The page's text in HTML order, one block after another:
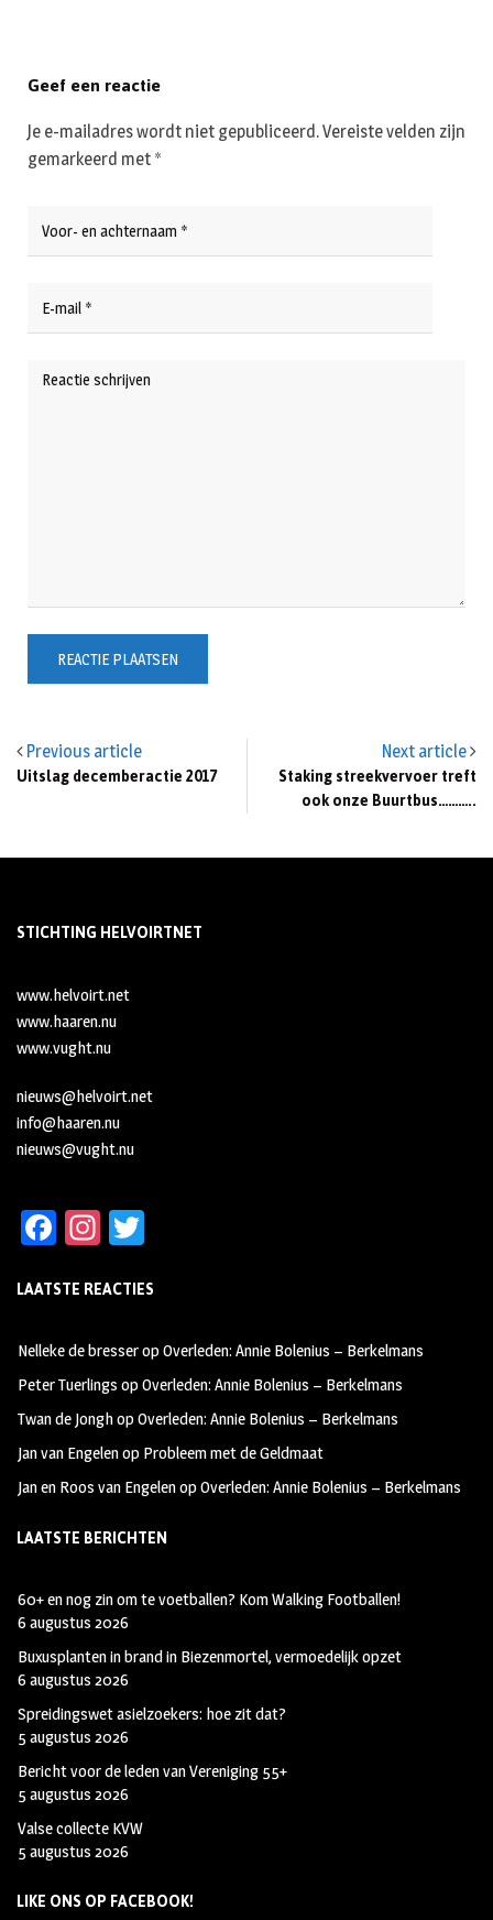
Previous article
Uitslag decemberactie 2017
Next article
Staking streekvervoer treft
ook onze Buurtbus………..
Geef een reactie
Je e-mailadres wordt niet gepubliceerd.Vereiste velden zijn
gemarkeerd met *
STICHTING HELVOIRTNET
www.helvoirt.net
www.haaren.nu
www.vught.nu
nieuws@helvoirt.net
info@haaren.nu
nieuws@vught.nu
Fa
b
oo
k
In
ag
m
tt
LAATSTE REACTIES
Nelleke de bresseropOverleden: Annie Bolenius – Berkelmans
Peter Tuerlings opOverleden: Annie Bolenius – Berkelmans
Twan de JonghopOverleden: Annie Bolenius – Berkelmans
Jan van Engelenop Probleem met de Geldmaat
Jan en Roos van EngelenopOverleden: Annie Bolenius – Berkelmans
LAATSTE BERICHTEN
60+ en nog zin om te voetballen? Kom Walking Footballen!
6 augustus 2026
Buxusplanten in brand in Biezenmortel, vermoedelijk opzet
6 augustus 2026
Spreidingswet asielzoekers: hoe zit dat?
5 augustus 2026
Bericht voor de leden van Vereniging 55+
5 augustus 2026
Valse collecte KVW
5 augustus 2026
LIKE ONS OP FACEBOOK!